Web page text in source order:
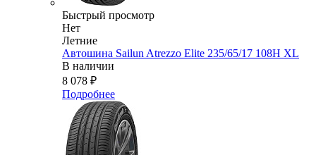
Быстрый просмотр
Нет
Летние
Автошина Sailun Atrezzo Elite 235/65/17 108H XL
В наличии
8 078 ₽
Подробнее